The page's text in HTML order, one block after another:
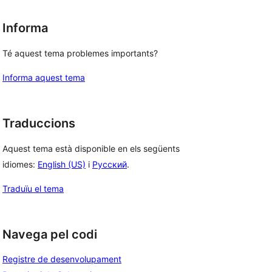
Informa
Té aquest tema problemes importants?
Informa aquest tema
Traduccions
Aquest tema està disponible en els següents
idiomes: English (US) i Русский.
Traduïu el tema
Navega pel codi
Registre de desenvolupament